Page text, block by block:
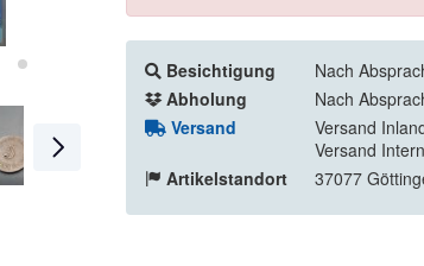
Besichtigung
Nach
Abholung
Nach
Versand
Versand
Versand
Artikelstandort
37077